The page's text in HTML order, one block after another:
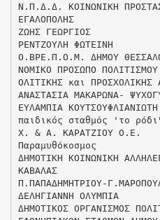
Ν.Π.Δ.Δ. ΚΟΙΝΩΝΙΚΗ
ΕΓΑΛΟΠΟΛΗΣ
ΖΩΗΣ ΓΕΩΡΓΙΟΣ
ΡΕΝΤΖΟΥΛΗ ΦΩΤΕΙΝΗ
Ο.ΒΡΕ.Π.Ο.Μ. ΔΗΜΟΥ
ΝΟΜΙΚΟ ΠΡΟΣΩΠΟ
ΟΛΙΤΙΚΗΣ και ΠΡΟΣΧΟΛΙΚΗΣ
ΑΝΑΣΤΑΣΙΑ ΜΑΚΑΡΩΝΑ-
ΕΥΛΑΜΠΙΑ ΚΟΥΤΣΟΥΦΛΙΑΝΙΩΤΗ
παιδικός σταθμός 'το
Χ. & Α. ΚΑΡΑΤΖΙΟΥ Ο.Ε.
Παραμυθόκοσμος
ΔΗΜΟΤΙΚΗ ΚΟΙΝΩΝΙΚΗ
ΚΑΒΑΛΑΣ
Π.ΠΑΠΑΔΗΜΗΤΡΙΟΥ-
ΔΕΛΗΓΙΑΝΝΗ ΟΛΥΜΠΙΑ
ΔΗΜΟΤΙΚΟΣ ΟΡΓΑΝΙΣΜΟΣ